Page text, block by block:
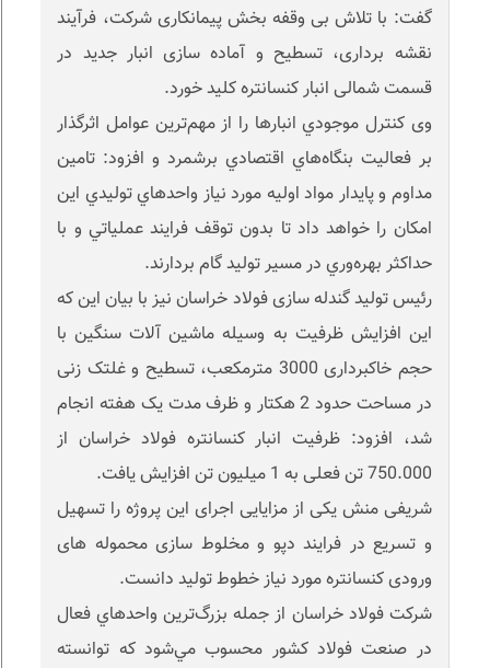
گفت: با تلاش بی وقفه بخش پیمانکاری شرکت، فرآیند
نقشه برداری، تسطیح و آماده سازی انبار جدید در
قسمت شمالی انبار کنسانتره کلید خورد.
وی كنترل موجودي انبارها را از مهم‌ترين عوامل اثرگذار
بر فعاليت بنگاه‌هاي اقتصادي برشمرد و افزود: تامين
مداوم و پايدار مواد اوليه مورد نياز واحدهاي توليدي اين
امكان را خواهد داد تا بدون توقف فرايند عملياتي و با
حداكثر بهره‌وري در مسير توليد گام بردارند.
رئیس تولید گندله سازی فولاد خراسان نیز با بیان این که
این افزایش ظرفیت به وسیله ماشین آلات سنگین با
حجم خاکبرداری 3000 مترمکعب، تسطیح و غلتک زنی
در مساحت حدود 2 هکتار و ظرف مدت یک هفته انجام
شد، افزود: ظرفیت انبار کنسانتره فولاد خراسان از
750.000 تن فعلی به 1 میلیون تن افزایش یافت.
شریفی منش یکی از مزایایی اجرای این پروژه را تسهیل
و تسریع در فرایند دپو و مخلوط سازی محموله های
ورودی کنسانتره مورد نیاز خطوط تولید دانست.
شركت فولاد خراسان از جمله بزرگ‌ترين واحدهاي فعال
در صنعت فولاد كشور محسوب مي‌شود كه توانسته